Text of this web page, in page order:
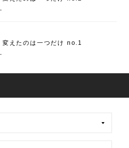
変えたのは一つだけ no.1